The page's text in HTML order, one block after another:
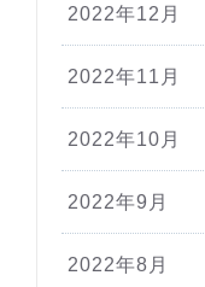
2022年12月
2022年11月
2022年10月
2022年9月
2022年8月